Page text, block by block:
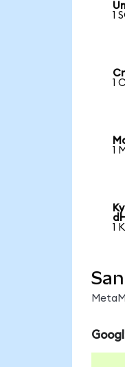
1
1
1
1